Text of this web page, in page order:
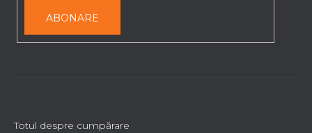
ABONARE
Totul despre cumpărare